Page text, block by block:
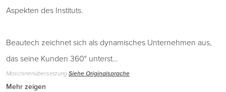
Aspekten des Instituts.
Beautech zeichnet sich als dynamisches Unternehmen aus,
das seine Kunden 360° unterst…
MaschinenübersetzungSiehe Originalsprache
Mehr zeigen